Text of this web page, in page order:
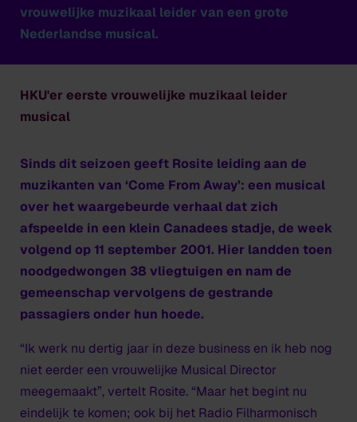
vrouwelijke muzikaal leider van een grote
Nederlandse musical.
HKU'er eerste vrouwelijke muzikaal leider
musical
Sinds dit seizoen geeft Rosite leiding aan de
muzikanten van ‘Come From Away’: een musical
over het waargebeurde verhaal dat zich
afspeelde in een klein Canadees stadje, de week
volgend op 11 september 2001. Hier landden toen
noodgedwongen 38 vliegtuigen en nam de
gemeenschap vervolgens de gestrande
passagiers onder hun hoede.
“Ik werk nu dertig jaar in deze business en ik heb nog
niet eerder een vrouwelijke Musical Director
meegemaakt”, vertelt Rosite. “Maar het begint nu
eindelijk te komen; ook bij het Radio Filharmonisch